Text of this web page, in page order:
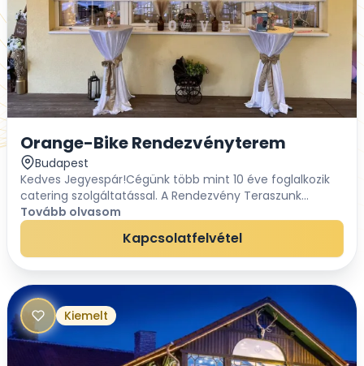
Orange-Bike Rendezvényterem
Budapest
Kedves Jegyespár!Cégünk több mint 10 éve foglalkozik
catering szolgáltatással. A Rendezvény Teraszunk
Budapest egyik legszebb részén a Római parton
helyezkedik el, közvetlen kilátással a Dunára.Vá...
Tovább olvasom
Kapcsolatfelvétel
Kiemelt